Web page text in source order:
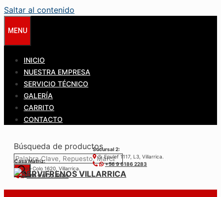
Saltar al contenido
MENU
INICIO
NUESTRA EMPRESA
SERVICIO TÉCNICO
GALERÍA
CARRITO
CONTACTO
Búsqueda de productos
Casa Matríz:
Colo-Colo 1620, Villarrica.
+56 9 6122 3840
Sucursal 2:
S. Epulef 1117, L3, Villarrica.
+56 9 6186 2283